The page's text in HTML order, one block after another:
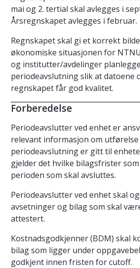
mai og 2. tertial skal avlegges i
Årsregnskapet avlegges i februar.
Regnskapet skal gi et korrekt
økonomiske situasjonen for
og institutter/avdelinger
periodeavslutning slik at datoene
regnskapet får god kvalitet.
Forberedelse
Periodeavslutter ved enhet er
relevant informasjon om utførelse
periodeavslutning er gitt til
gjelder det hvilke bilagsfrister
perioden som skal avsluttes.
Periodeavslutter ved enhet skal
avsetninger og bilag som skal
attestert.
Kostnadsgodkjenner (BDM) skal
bilag som ligger under
godkjent innen fristen for cutoff.